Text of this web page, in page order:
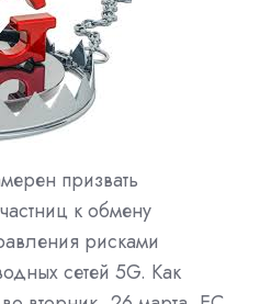
призвать
к обмену
рисками
сетей 5G. Как